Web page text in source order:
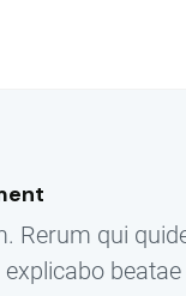
Rerum qui